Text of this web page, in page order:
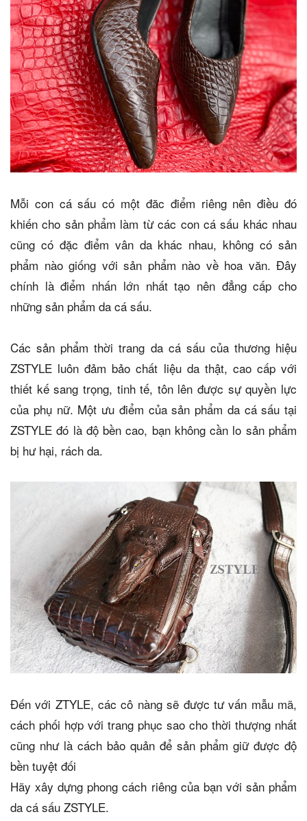
Mỗi con cá sấu có một đăc điểm riêng nên điều đó
khiến cho sản phẩm làm từ các con cá sấu khác nhau
cũng có đặc điểm vân da khác nhau, không có sản
phẩm nào giống với sản phẩm nào về hoa văn. Đây
chính là điểm nhấn lớn nhất tạo nên đẳng cấp cho
những sản phẩm da cá sấu.
Các sản phẩm thời trang da cá sấu của thương hiệu
ZSTYLE luôn đảm bảo chất liệu da thật, cao cấp với
thiết kế sang trọng, tinh tế, tôn lên được sự quyền lực
của phụ nữ. Một ưu điểm của sản phẩm da cá sấu tại
ZSTYLE đó là độ bền cao, bạn không cần lo sản phẩm
bị hư hại, rách da.
Đến với ZTYLE, các cô nàng sẽ được tư vấn mẫu mã,
cách phối hợp với trang phục sao cho thời thượng nhất
cũng như là cách bảo quản để sản phẩm giữ được độ
bền tuyệt đối
Hãy xây dựng phong cách riêng của bạn với sản phẩm
da cá sấu ZSTYLE.